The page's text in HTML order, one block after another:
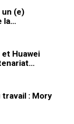
(e)
la…
et Huawei
: Mory